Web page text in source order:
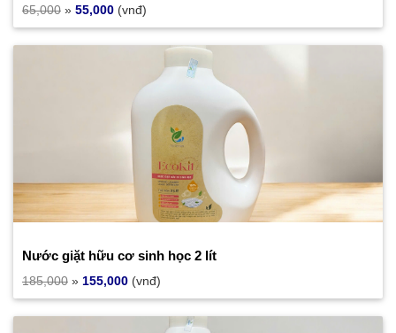
65,000 » 55,000 (vnđ)
Nước giặt hữu cơ sinh học 2 lít
185,000 » 155,000 (vnđ)